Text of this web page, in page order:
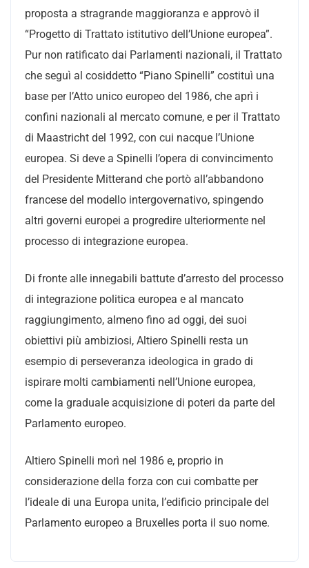
proposta a stragrande maggioranza e approvò il
“Progetto di Trattato istitutivo dell’Unione europea”.
Pur non ratificato dai Parlamenti nazionali, il Trattato
che seguì al cosiddetto “Piano Spinelli” costituì una
base per l’Atto unico europeo del 1986, che aprì i
confini nazionali al mercato comune, e per il Trattato
di Maastricht del 1992, con cui nacque l’Unione
europea. Si deve a Spinelli l’opera di convincimento
del Presidente Mitterand che portò all’abbandono
francese del modello intergovernativo, spingendo
altri governi europei a progredire ulteriormente nel
processo di integrazione europea.
Di fronte alle innegabili battute d’arresto del processo
di integrazione politica europea e al mancato
raggiungimento, almeno fino ad oggi, dei suoi
obiettivi più ambiziosi, Altiero Spinelli resta un
esempio di perseveranza ideologica in grado di
ispirare molti cambiamenti nell’Unione europea,
come la graduale acquisizione di poteri da parte del
Parlamento europeo.
Altiero Spinelli morì nel 1986 e, proprio in
considerazione della forza con cui combatte per
l’ideale di una Europa unita, l’edificio principale del
Parlamento europeo a Bruxelles porta il suo nome.